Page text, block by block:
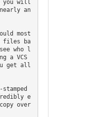
you will
an
files ba
who l
a VCS
get all
e
over